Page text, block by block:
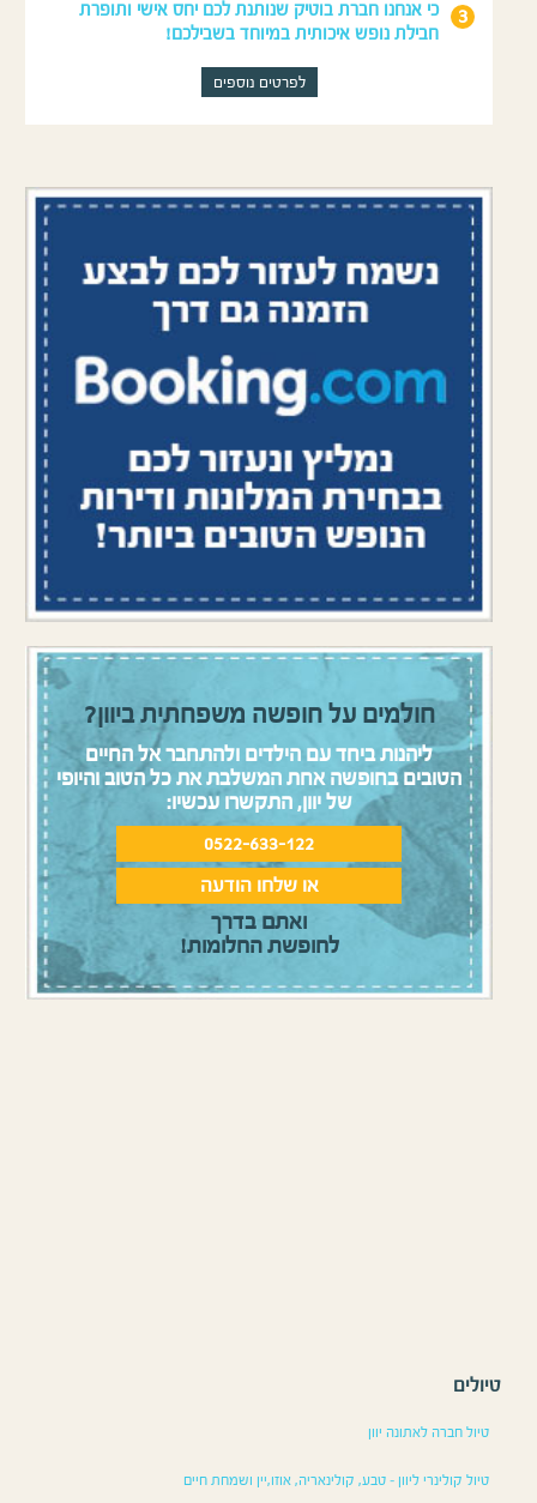
כי אנחנו חברת בוטיק שנותנת לכם יחס אישי ותופרת
חבילת נופש איכותית במיוחד בשבילכם!
לפרטים נוספים
חולמים על חופשה משפחתית ביוון?
ליהנות ביחד עם הילדים ולהתחבר אל החיים
הטובים בחופשה אחת המשלבת את כל הטוב והיופי
של יוון, התקשרו עכשיו:
0522-633-122
או שלחו הודעה
ואתם בדרך
לחופשת החלומות!
טיולים
טיול חברה לאתונה יוון
טיול קולינרי ליוון – טבע, קולינאריה, אוזו,יין ושמחת חיים